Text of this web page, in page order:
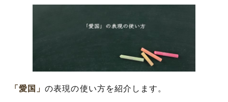
「愛国」の表現の使い方を紹介します。